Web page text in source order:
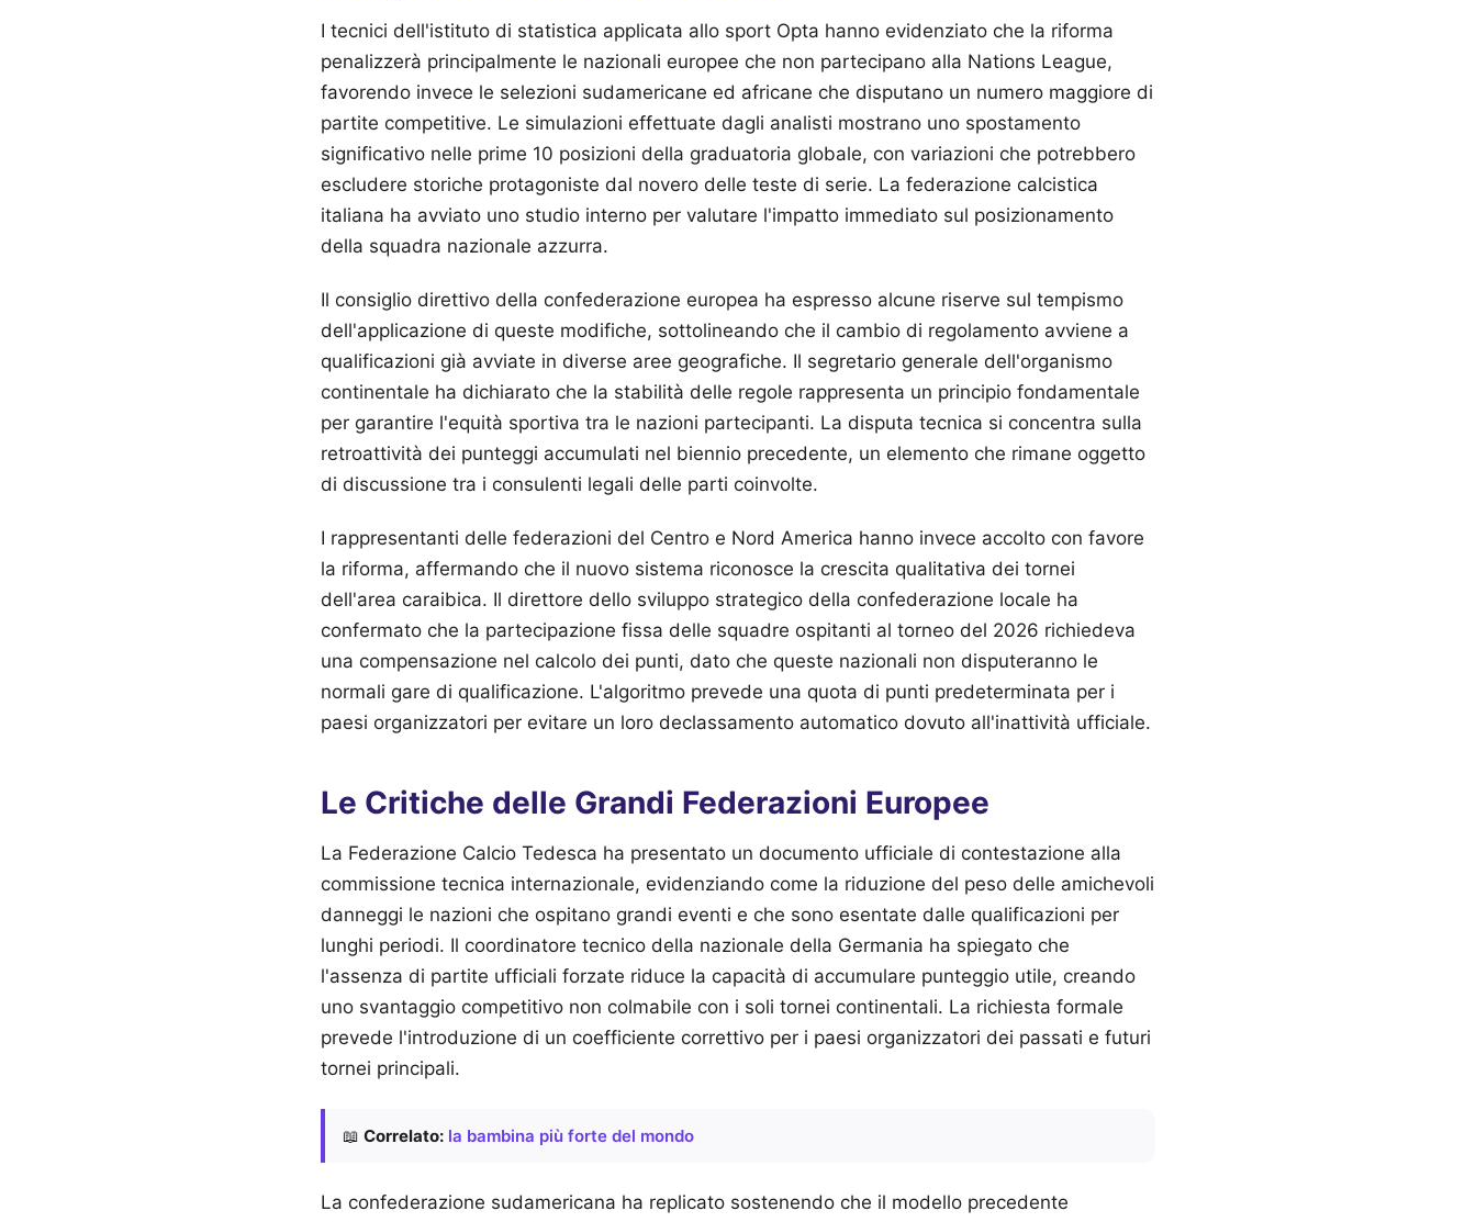
I tecnici dell'istituto di statistica applicata allo sport Opta hanno evidenziato che la riforma
penalizzerà principalmente le nazionali europee che non partecipano alla Nations League,
favorendo invece le selezioni sudamericane ed africane che disputano un numero maggiore di
partite competitive. Le simulazioni effettuate dagli analisti mostrano uno spostamento
significativo nelle prime 10 posizioni della graduatoria globale, con variazioni che potrebbero
escludere storiche protagoniste dal novero delle teste di serie. La federazione calcistica
italiana ha avviato uno studio interno per valutare l'impatto immediato sul posizionamento
della squadra nazionale azzurra.
Il consiglio direttivo della confederazione europea ha espresso alcune riserve sul tempismo
dell'applicazione di queste modifiche, sottolineando che il cambio di regolamento avviene a
qualificazioni già avviate in diverse aree geografiche. Il segretario generale dell'organismo
continentale ha dichiarato che la stabilità delle regole rappresenta un principio fondamentale
per garantire l'equità sportiva tra le nazioni partecipanti. La disputa tecnica si concentra sulla
retroattività dei punteggi accumulati nel biennio precedente, un elemento che rimane oggetto
di discussione tra i consulenti legali delle parti coinvolte.
I rappresentanti delle federazioni del Centro e Nord America hanno invece accolto con favore
la riforma, affermando che il nuovo sistema riconosce la crescita qualitativa dei tornei
dell'area caraibica. Il direttore dello sviluppo strategico della confederazione locale ha
confermato che la partecipazione fissa delle squadre ospitanti al torneo del 2026 richiedeva
una compensazione nel calcolo dei punti, dato che queste nazionali non disputeranno le
normali gare di qualificazione. L'algoritmo prevede una quota di punti predeterminata per i
paesi organizzatori per evitare un loro declassamento automatico dovuto all'inattività ufficiale.
Le Critiche delle Grandi Federazioni Europee
La Federazione Calcio Tedesca ha presentato un documento ufficiale di contestazione alla
commissione tecnica internazionale, evidenziando come la riduzione del peso delle amichevoli
danneggi le nazioni che ospitano grandi eventi e che sono esentate dalle qualificazioni per
lunghi periodi. Il coordinatore tecnico della nazionale della Germania ha spiegato che
l'assenza di partite ufficiali forzate riduce la capacità di accumulare punteggio utile, creando
uno svantaggio competitivo non colmabile con i soli tornei continentali. La richiesta formale
prevede l'introduzione di un coefficiente correttivo per i paesi organizzatori dei passati e futuri
tornei principali.
📖 Correlato: la bambina più forte del mondo
La confederazione sudamericana ha replicato sostenendo che il modello precedente